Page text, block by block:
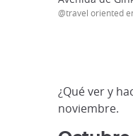
@travel oriented
¿Qué ver y
noviembre.